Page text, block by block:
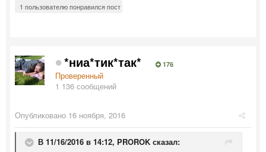
1 пользователю понравился пост
*ниа*тик*так* 176
Проверенный
1 136 сообщений
Опубликовано 16 ноября, 2016
В 11/16/2016 в 14:12, PROROK сказал: